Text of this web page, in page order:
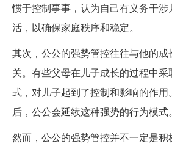
惯于控制事事，认为自己有义务干
活，以确保家庭秩序和稳定。
其次，公公的强势管控往往与他的
关。有些父母在儿子成长的过程中
式，对儿子起到了控制和影响的作
后，公公会延续这种强势的行为模式。
然而，公公的强势管控并不一定是